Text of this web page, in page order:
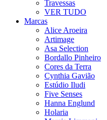
Travessas
VER TUDO
Marcas
Alice Aroeira
Artimage
Asa Selection
Bordallo Pinheiro
Cores da Terra
Cynthia Gavião
Estúdio Iludi
Five Senses
Hanna Englund
Holaria